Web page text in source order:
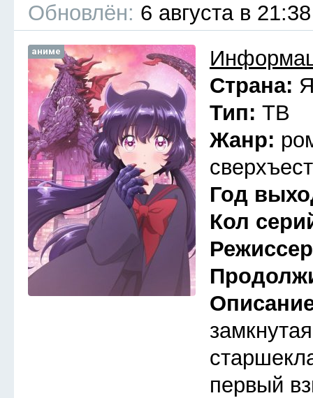
Обновлён: 6 августа в 21:38
аниме
Страна:
Тип: ТВ
Жанр:
Год
Кол
первый